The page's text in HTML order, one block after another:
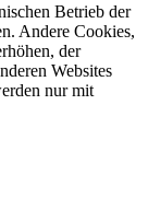
Betrieb der
Andere Cookies,
der
Websites
nur mit